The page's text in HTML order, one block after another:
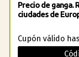
Precio de ganga.
ciudades de
Cupón válido